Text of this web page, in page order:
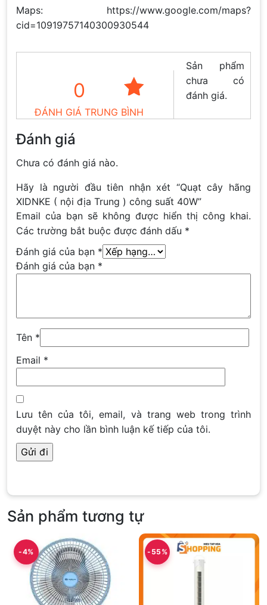
Maps: https://www.google.com/maps?
cid=10919757140300930544
0
ĐÁNH GIÁ TRUNG BÌNH
Sản phẩm
chưa có
đánh giá.
Đánh giá
Chưa có đánh giá nào.
Hãy là người đầu tiên nhận xét “Quạt cây hãng
XIDNKE ( nội địa Trung ) công suất 40W”
Email của bạn sẽ không được hiển thị công khai.
Các trường bắt buộc được đánh dấu *
Đánh giá của bạn *
Đánh giá của bạn *
Tên *
Email *
Lưu tên của tôi, email, và trang web trong trình
duyệt này cho lần bình luận kế tiếp của tôi.
Sản phẩm tương tự
-4% -55%